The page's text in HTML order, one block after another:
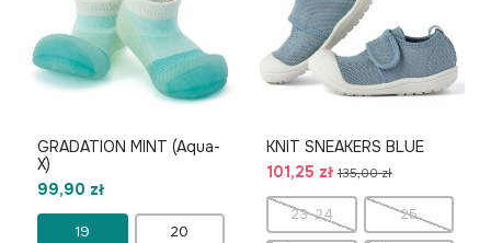
GRADATION MINT (Aqua-
X)
99,90 zł
19 20
KNIT SNEAKERS BLUE
101,25 zł135,00 zł
23-24 25